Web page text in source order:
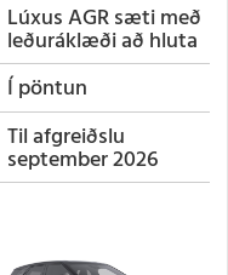
Lúxus AGR sæti með
leðuráklæði að hluta
Í pöntun
Til afgreiðslu
september 2026